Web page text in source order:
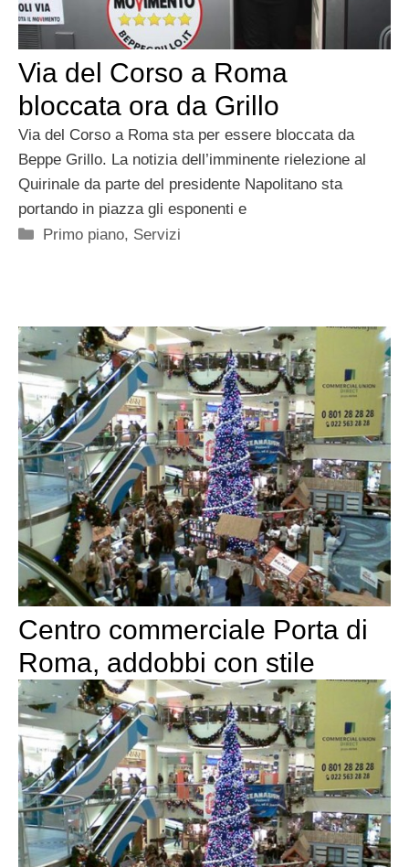
Via del Corso a Roma
bloccata ora da Grillo
Via del Corso a Roma sta per essere bloccata da
Beppe Grillo. La notizia dell’imminente rielezione al
Quirinale da parte del presidente Napolitano sta
portando in piazza gli esponenti e
Categorie
Primo piano, Servizi
Centro commerciale Porta di
Roma, addobbi con stile